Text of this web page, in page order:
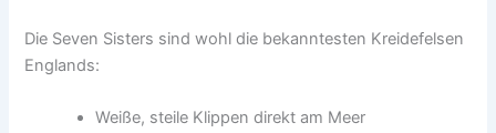
Die Seven Sisters sind wohl die bekanntesten Kreidefelsen
Englands:
Weiße, steile Klippen direkt am Meer